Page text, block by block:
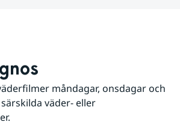
måndagar, onsdagar och
väder- eller